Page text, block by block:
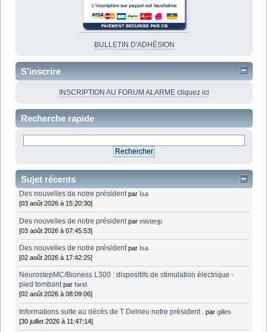
BULLETIN D'ADHÉSION
S'inscrire
INSCRIPTION AU FORUM ALARME cliquez ici
Recherche rapide
Sujet récents
Des nouvelles de notre président par Isa
[03 août 2026 à 15:20:30]
Des nouvelles de notre président parmisterjp
[03 août 2026 à 07:45:53]
Des nouvelles de notre président par Isa
[02 août 2026 à 17:42:25]
NeurostepMC/Bioness L300 : dispositifs de stimulation électrique -
pied tombant parfarid
[02 août 2026 à 08:09:06]
Informations suite au décès de T Delrieu notre président . pargilles
[30 juillet 2026 à 11:47:14]